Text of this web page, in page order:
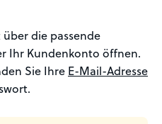
die passende
Ihr Kundenkonto öffnen.
Sie Ihre E-Mail-Adresse